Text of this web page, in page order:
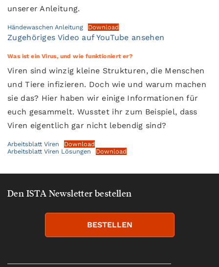
unserer Anleitung.
Händewaschen Anleitung Download
Zugehöriges Video auf YouTube ansehen
Was ist ein Virus, und wie funktioniert er?
Viren sind winzig kleine Strukturen, die Menschen
und Tiere infizieren. Doch wie und warum machen
sie das? Hier haben wir einige Informationen für
euch gesammelt. Wusstet ihr zum Beispiel, dass
Viren eigentlich gar nicht lebendig sind?
Arbeitsblatt Viren
Download
Arbeitsblatt Viren Lösungen
Download
Den ISTA Newsletter bestellen
BESTELLEN